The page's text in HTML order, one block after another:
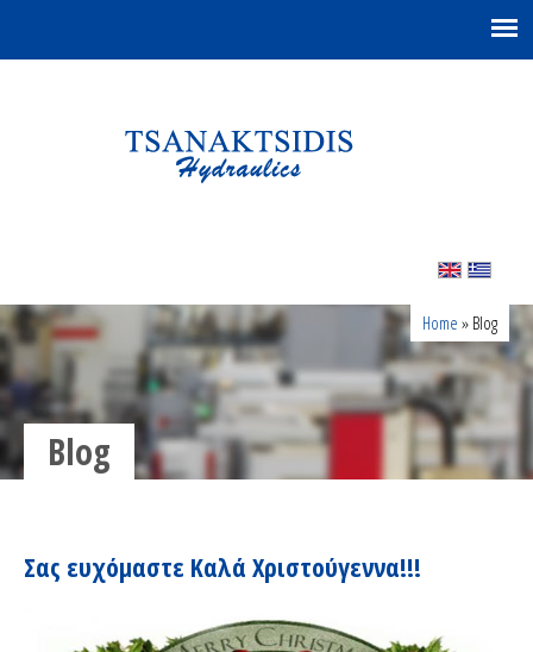
You are here Home » Blog
Blog
Σας ευχόμαστε Καλά Χριστούγεννα!!!